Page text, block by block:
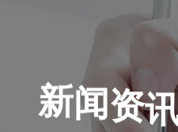
新闻资讯